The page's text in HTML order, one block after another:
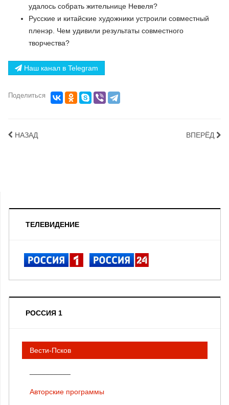
удалось собрать жительнице Невеля?
Русские и китайские художники устроили совместный
пленэр. Чем удивили результаты совместного
творчества?
Наш канал в Telegram
Поделиться
НАЗАД ВПЕРЁД
ТЕЛЕВИДЕНИЕ
РОССИЯ 1
Вести-Псков
Авторские программы